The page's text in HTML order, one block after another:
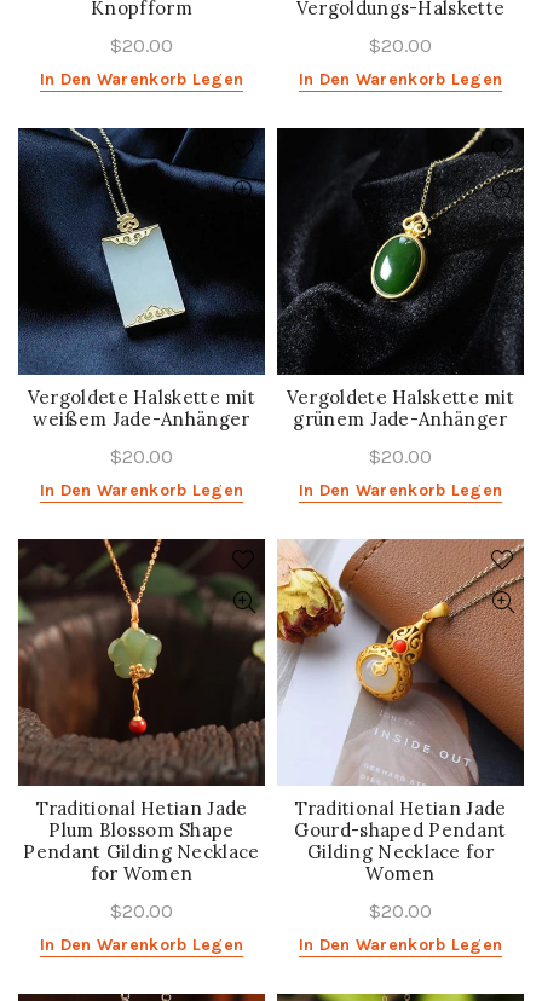
Knopfform
$20.00
In Den Warenkorb Legen
Vergoldungs-Halskette
$20.00
In Den Warenkorb Legen
Vergoldete Halskette mit
weißem Jade-Anhänger
$20.00
In Den Warenkorb Legen
Vergoldete Halskette mit
grünem Jade-Anhänger
$20.00
In Den Warenkorb Legen
Traditional Hetian Jade
Plum Blossom Shape
Pendant Gilding Necklace
for Women
$20.00
In Den Warenkorb Legen
Traditional Hetian Jade
Gourd-shaped Pendant
Gilding Necklace for
Women
$20.00
In Den Warenkorb Legen